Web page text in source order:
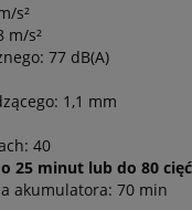
s²
m/s²
77 dB(A)
1,1 mm
40
25 minut lub do 80
akumulatora: 70 min